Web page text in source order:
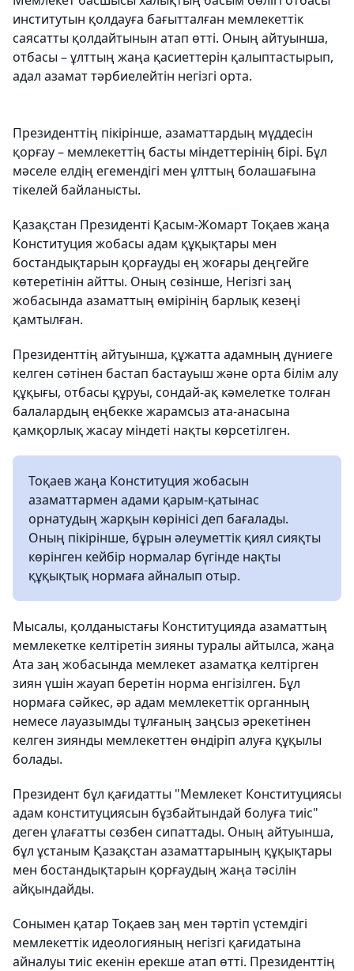
институтын қолдауға бағытталған мемлекеттік
саясатты қолдайтынын атап өтті. Оның айтуынша,
отбасы – ұлттың жаңа қасиеттерін қалыптастырып,
адал азамат тәрбиелейтін негізгі орта.
Президенттің пікірінше, азаматтардың мүддесін
қорғау – мемлекеттің басты міндеттерінің бірі. Бұл
мәселе елдің егемендігі мен ұлттың болашағына
тікелей байланысты.
Қазақстан Президенті Қасым-Жомарт Тоқаев жаңа
Конституция жобасы адам құқықтары мен
бостандықтарын қорғауды ең жоғары деңгейге
көтеретінін айтты. Оның сөзінше, Негізгі заң
жобасында азаматтың өмірінің барлық кезеңі
қамтылған.
Президенттің айтуынша, құжатта адамның дүниеге
келген сәтінен бастап бастауыш және орта білім алу
құқығы, отбасы құруы, сондай-ақ кәмелетке толған
балалардың еңбекке жарамсыз ата-анасына
қамқорлық жасау міндеті нақты көрсетілген.
Тоқаев жаңа Конституция жобасын
азаматтармен адами қарым-қатынас
орнатудың жарқын көрінісі деп бағалады.
Оның пікірінше, бұрын әлеуметтік қиял сияқты
көрінген кейбір нормалар бүгінде нақты
құқықтық нормаға айналып отыр.
Мысалы, қолданыстағы Конституцияда азаматтың
мемлекетке келтіретін зияны туралы айтылса, жаңа
Ата заң жобасында мемлекет азаматқа келтірген
зиян үшін жауап беретін норма енгізілген. Бұл
нормаға сәйкес, әр адам мемлекеттік органның
немесе лауазымды тұлғаның заңсыз әрекетінен
келген зиянды мемлекеттен өндіріп алуға құқылы
болады.
Президент бұл қағидатты "Мемлекет Конституциясы
адам конституциясын бұзбайтындай болуға тиіс"
деген ұлағатты сөзбен сипаттады. Оның айтуынша,
бұл ұстаным Қазақстан азаматтарының құқықтары
мен бостандықтарын қорғаудың жаңа тәсілін
айқындайды.
Сонымен қатар Тоқаев заң мен тәртіп үстемдігі
мемлекеттік идеологияның негізгі қағидатына
айналуы тиіс екенін ерекше атап өтті. Президенттің